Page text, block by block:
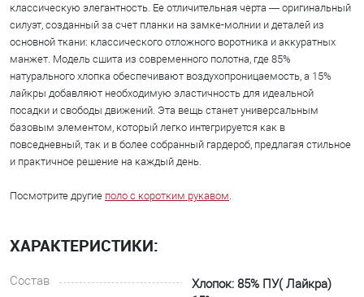
классическую элегантность. Ее отличительная черта — оригинальный
силуэт, созданный за счет планки на замке-молнии и деталей из
основной ткани: классического отложного воротника и аккуратных
манжет. Модель сшита из современного полотна, где 85%
натурального хлопка обеспечивают воздухопроницаемость, а 15%
лайкры добавляют необходимую эластичность для идеальной
посадки и свободы движений. Эта вещь станет универсальным
базовым элементом, который легко интегрируется как в
повседневный, так и в более собранный гардероб, предлагая стильное
и практичное решение на каждый день.
Посмотрите другие поло с коротким рукавом.
ХАРАКТЕРИСТИКИ:
Состав
Хлопок: 85% ПУ( Лайкра)